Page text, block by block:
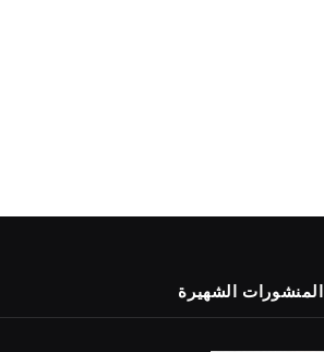
المنشورات الشهيرة